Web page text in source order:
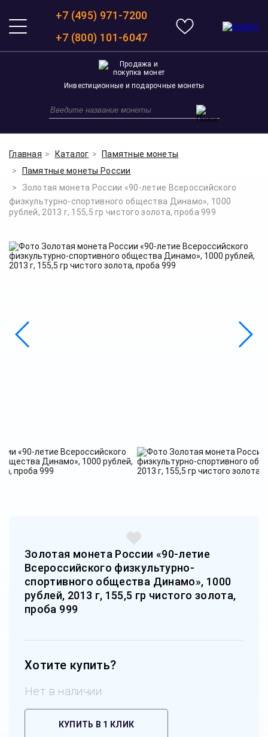
+7 (495) 971-7200
+7 (800) 101-6047
Инвестиционные и подарочные монеты
Главная Каталог
Памятные монеты
Памятные монеты России
Золотая монета России «90-летие Всероссийского
физкультурно-спортивного общества Динамо», 1000
рублей, 2013 г, 155,5 гр чистого золота, проба 999
Золотая монета России «90-летие
Всероссийского физкультурно-
спортивного общества Динамо», 1000
рублей, 2013 г, 155,5 гр чистого золота,
проба 999
Хотите купить?
Нет в наличии
КУПИТЬ В 1 КЛИК